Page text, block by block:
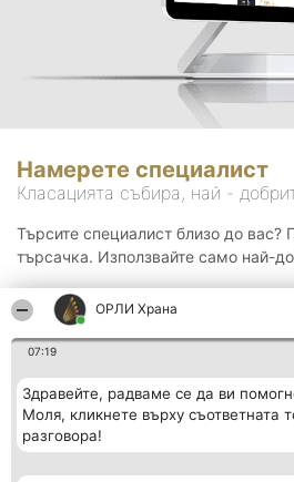
ОРЛИ Храна
07:19
Здравейте, радваме се да ви
Моля, кликнете върху съответната
разговора!
Намерете специалист
Класацията събира, най -
Търсите специалист близо до вас?
търсачка. Използвайте само най-